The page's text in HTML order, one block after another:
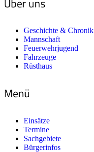
Über uns
Geschichte & Chronik
Mannschaft
Feuerwehrjugend
Fahrzeuge
Rüsthaus
Menü
Einsätze
Termine
Sachgebiete
Bürgerinfos